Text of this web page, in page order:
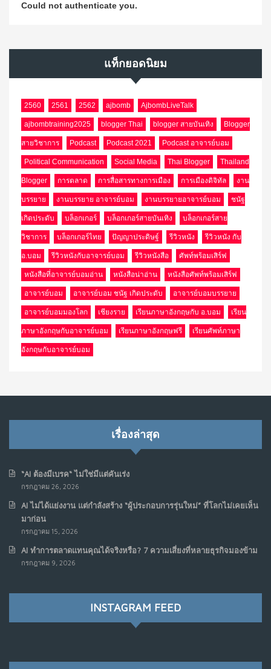
Could not authenticate you.
แท็กยอดนิยม
2560 2561 2562 ajbomb AjbombLiveTalk
ajbombtraining2025 blogger Thai blogger สายบันเทิง Blogger
สายวิชาการ Podcast Podcast 2021 Podcast อาจารย์บอม
Political Communication Social Media Thai Blogger Thailand
Blogger การตลาด การสื่อสารทางการเมือง การเมืองดิจิทัล งาน
บรรยาย งานบรรยาย อาจารย์บอม งานบรรยายอาจารย์บอม ชนัฐ
เกิดประดับ บล็อกเกอร์ บล็อกเกอร์สายบันเทิง บล็อกเกอร์สาย
วิชาการ บล็อกเกอร์ไทย ปัญญาประดิษฐ์ รีวิวหนัง รีวิวหนัง กับ
อ.บอม รีวิวหนังกับอาจารย์บอม รีวิวหนังสือ ศัพท์พร้อมเสิร์ฟ
หนังสือที่อาจารย์บอมอ่าน หนังสือน่าอ่าน หนังสือศัพท์พร้อมเสิร์ฟ
อาจารย์บอม อาจารย์บอม ชนัฐ เกิดประดับ อาจารย์บอมบรรยาย
อาจารย์บอมมองโลก เชียงราย เรียนภาษาอังกฤษกับ อ.บอม เรียน
ภาษาอังกฤษกับอาจารย์บอม เรียนภาษาอังกฤษฟรี เรียนศัพท์ภาษา
อังกฤษกับอาจารย์บอม
เรื่องล่าสุด
“AI ต้องมีเบรค“ ไม่ใช่มีแต่คันเร่ง
กรกฎาคม 26, 2026
AI ไม่ได้แย่งงาน แต่กำลังสร้าง “ผู้ประกอบการรุ่นใหม่” ที่โลกไม่เคยเห็น
มาก่อน
กรกฎาคม 15, 2026
AI ทำการตลาดแทนคุณได้จริงหรือ? 7 ความเสี่ยงที่หลายธุรกิจมองข้าม
กรกฎาคม 9, 2026
INSTAGRAM FEED